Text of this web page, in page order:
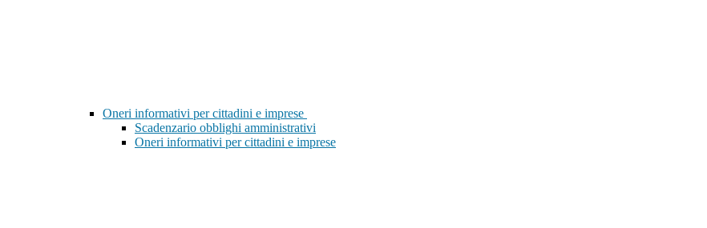
Oneri informativi per cittadini e imprese
Scadenzario obblighi amministrativi
Oneri informativi per cittadini e imprese